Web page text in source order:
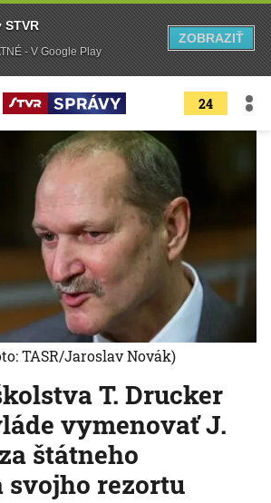
24
T. Drucker
vymenovať J.
štátneho
rezortu
TASR/Jaroslav Novák)
STVR
- V Google Play
ZOBRAZIŤ